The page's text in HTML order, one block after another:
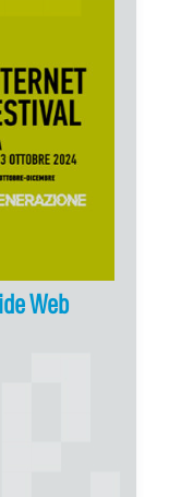
Web